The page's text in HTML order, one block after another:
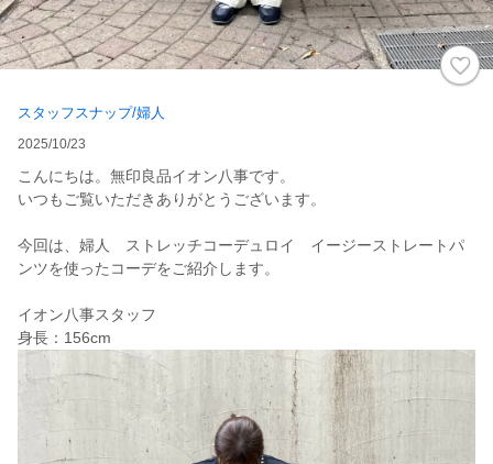
スタッフスナップ/婦人
2025/10/23
こんにちは。無印良品イオン八事です。
いつもご覧いただきありがとうございます。
今回は、婦人 ストレッチコーデュロイ イージーストレートパ
ンツを使ったコーデをご紹介します。
イオン八事スタッフ
身長：156cm